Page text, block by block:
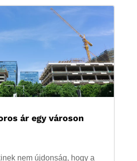
ár egy városon
nem újdonság, hogy a